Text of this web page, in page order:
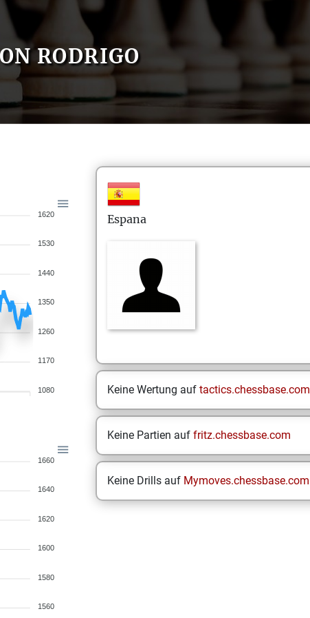
RODRIGO
1620
1530
1440
1350
1260
1170
1080
1660
1640
1620
1600
1580
1560
Espana
Keine Wertung auf tactics.chessbase.com
Keine Partien auf fritz.chessbase.com
Keine Drills auf Mymoves.chessbase.com